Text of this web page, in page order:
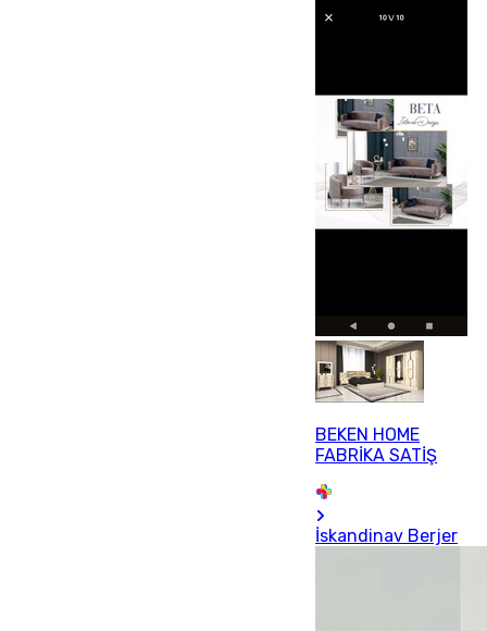
BEKEN HOME
FABRİKA SATİŞ
İskandinav Berjer